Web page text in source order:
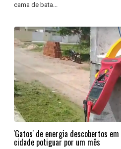
cama de bata...
'Gatos' de energia descobertos
cidade potiguar por um mês